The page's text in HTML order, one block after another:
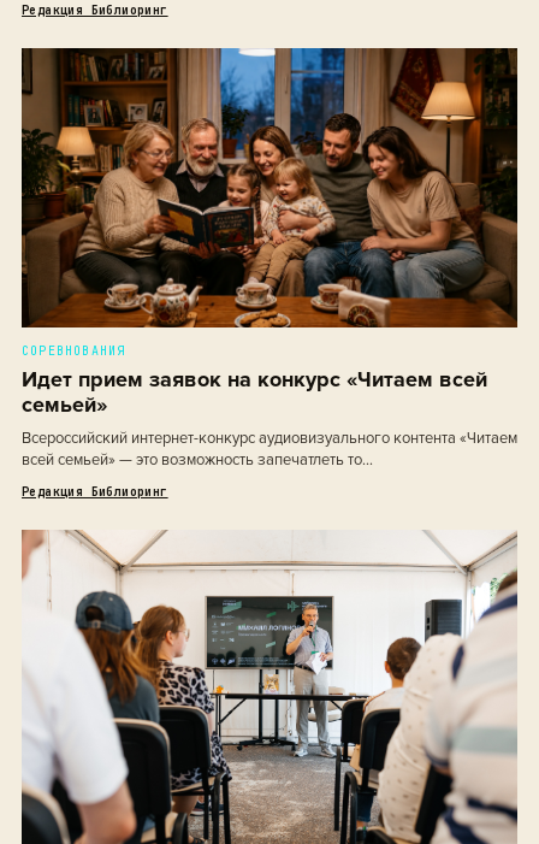
Редакция Библиоринг
СОРЕВНОВАНИЯ
Идет прием заявок на конкурс «Читаем всей
семьей»
Всероссийский интернет-конкурс аудиовизуального контента «Читаем
всей семьей» — это возможность запечатлеть то...
Редакция Библиоринг